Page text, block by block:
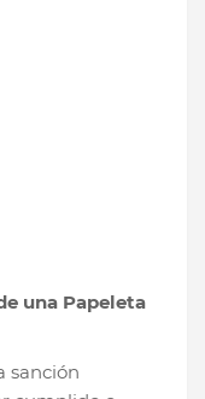
una Papeleta
sanción